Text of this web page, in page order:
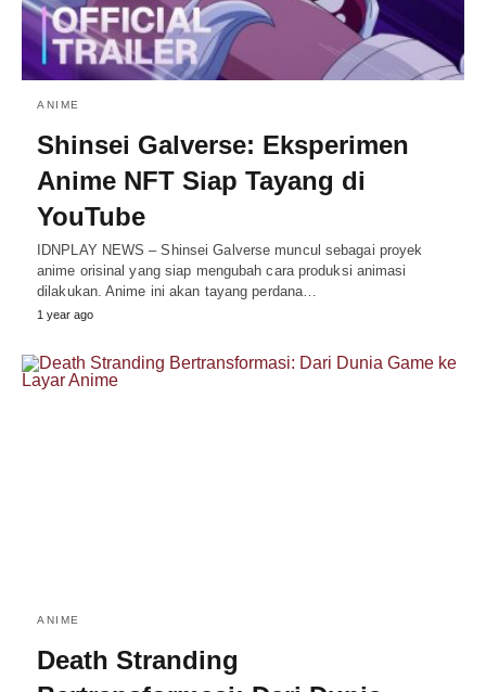
ANIME
Shinsei Galverse: Eksperimen
Anime NFT Siap Tayang di
YouTube
IDNPLAY NEWS – Shinsei Galverse muncul sebagai proyek
anime orisinal yang siap mengubah cara produksi animasi
dilakukan. Anime ini akan tayang perdana…
1 year ago
ANIME
Death Stranding